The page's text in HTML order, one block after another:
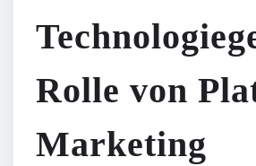
Rolle von
Marketing